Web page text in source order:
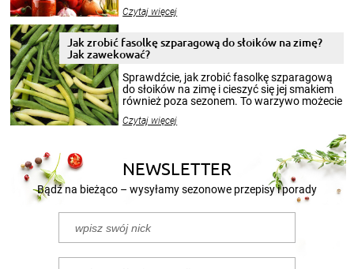
krajobrazów, by cieszyć nimi oko w sezonie
pełni poczuć atmosferę cieplejszych
miesięcy. Przygotowanie słoików ze
patenty, które pozwolą zachować świeżość
przetworów.
Czytaj więcej
Jak zrobić fasolkę szparagową do słoików na zimę?
Jak zawekować?
Sprawdźcie, jak zrobić fasolkę szparagową
do słoików na zimę i cieszyć się jej smakiem
również poza sezonem. To warzywo możecie
nasze propozycje!
Czytaj więcej
NEWSLETTER
Bądź na bieżąco – wysyłamy sezonowe przepisy i porady